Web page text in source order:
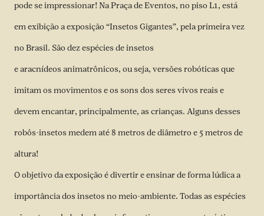
pode se impressionar! Na Praça de Eventos, no piso L1, está
em exibição a exposição “Insetos Gigantes”, pela primeira vez
no Brasil. São dez espécies de insetos
e aracnídeos animatrônicos, ou seja, versões robóticas que
imitam os movimentos e os sons dos seres vivos reais e
devem encantar, principalmente, as crianças. Alguns desses
robôs-insetos medem até 8 metros de diâmetro e 5 metros de
altura!
O objetivo da exposição é divertir e ensinar de forma lúdica a
importância dos insetos no meio-ambiente. Todas as espécies